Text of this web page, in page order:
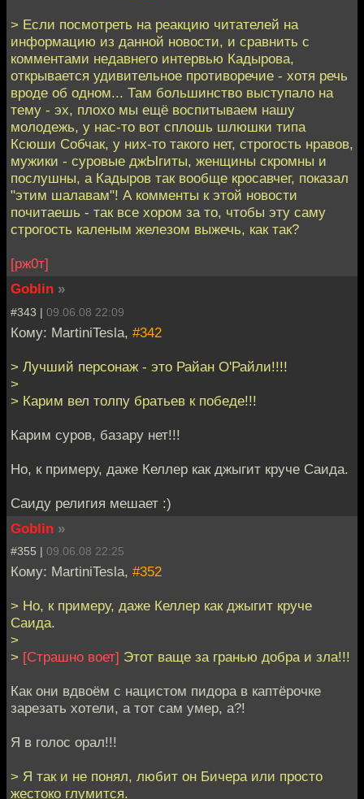
> Если посмотреть на реакцию читателей на
информацию из данной новости, и сравнить с
комментами недавнего интервью Кадырова,
открывается удивительное противоречие - хотя речь
вроде об одном... Там большинство выступало на
тему - эх, плохо мы ещё воспитываем нашу
молодежь, у нас-то вот сплошь шлюшки типа
Ксюши Собчак, у них-то такого нет, строгость нравов,
мужики - суровые джЫгиты, женщины скромны и
послушны, а Кадыров так вообще кросавчег, показал
"этим шалавам"! А комменты к этой новости
почитаешь - так все хором за то, чтобы эту саму
строгость каленым железом выжечь, как так?
[рж0т]
Goblin »
#343 | 09.06.08 22:09
Кому: MartiniTesla, #342
> Лучший персонаж - это Райан O'Райли!!!!
>
> Карим вел толпу братьев к победе!!!
Карим суров, базару нет!!!
Но, к примеру, даже Келлер как джыгит круче Саида.
Саиду религия мешает :)
Goblin »
#355 | 09.06.08 22:25
Кому: MartiniTesla, #352
> Но, к примеру, даже Келлер как джыгит круче
Саида.
>
> [Страшно воет] Этот ваще за гранью добра и зла!!!
Как они вдвоём с нацистом пидора в каптёрочке
зарезать хотели, а тот сам умер, а?!
Я в голос орал!!!
> Я так и не понял, любит он Бичера или просто
жестоко глумится.